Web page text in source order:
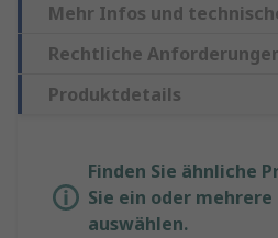
Mehr Infos und
Rechtliche
Produktdetails
Finden Sie ähnliche
Sie ein oder
auswählen.